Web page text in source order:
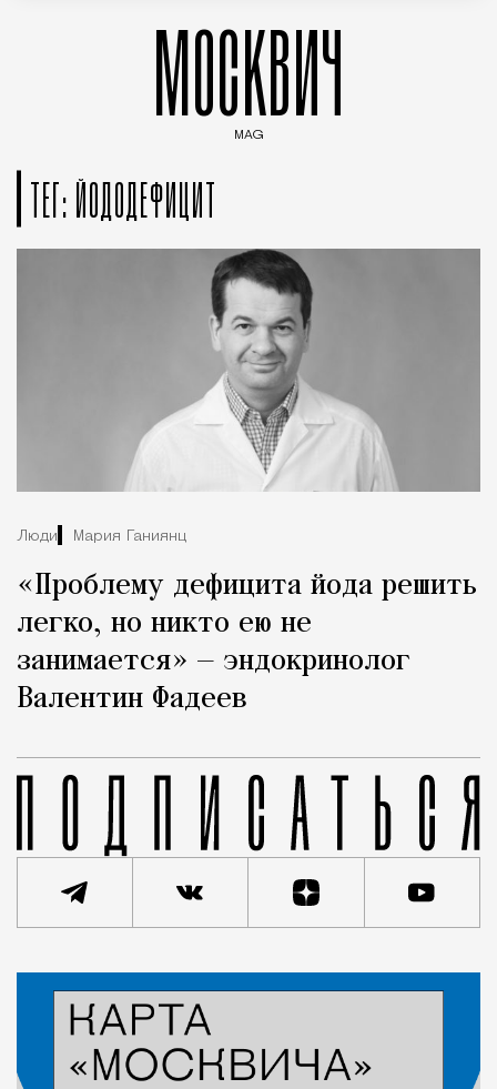
МОСКВИЧ
MAG
ТЕГ: ЙОДОДЕФИЦИТ
Люди Мария Ганиянц
«Проблему дефицита йода решить
легко, но никто ею не
занимается» — эндокринолог
Валентин Фадеев